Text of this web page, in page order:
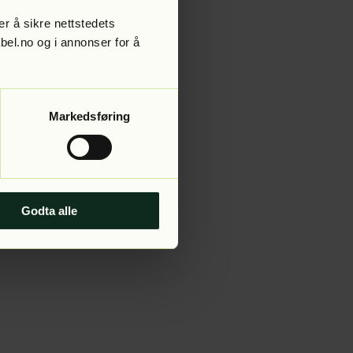
å sikre nettstedets
og i annonser for å
Markedsføring
Godta alle